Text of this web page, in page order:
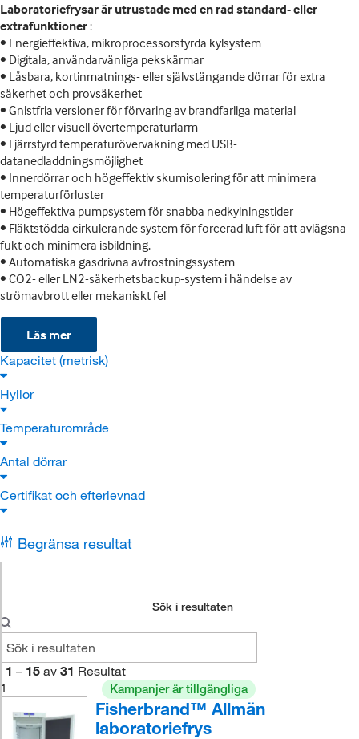
Laboratoriefrysar är utrustade med en rad standard- eller
extrafunktioner:
• Energieffektiva, mikroprocessorstyrda kylsystem
• Digitala, användarvänliga pekskärmar
• Låsbara, kortinmatnings- eller självstängande dörrar för extra
säkerhet och provsäkerhet
• Gnistfria versioner för förvaring av brandfarliga material
• Ljud eller visuell övertemperaturlarm
• Fjärrstyrd temperaturövervakning med USB-
datanedladdningsmöjlighet
• Innerdörrar och högeffektiv skumisolering för att minimera
temperaturförluster
• Högeffektiva pumpsystem för snabba nedkylningstider
• Fläktstödda cirkulerande system för forcerad luft för att avlägsna
fukt och minimera isbildning.
• Automatiska gasdrivna avfrostningssystem
• CO2- eller LN2-säkerhetsbackup-system i händelse av
strömavbrott eller mekaniskt fel
Läs mer
Kapacitet (metrisk)
Hyllor
Temperaturområde
Antal dörrar
Certifikat och efterlevnad
Begränsa resultat
Sök i resultaten
1 – 15 av 31 Resultat
1
Kampanjer är tillgängliga
Fisherbrand™ Allmän
laboratoriefrys